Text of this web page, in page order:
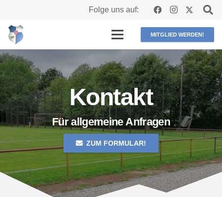
Folge uns auf:
MITGLIED WERDEN!
Kontakt
Für allgemeine Anfragen
ZUM FORMULAR!